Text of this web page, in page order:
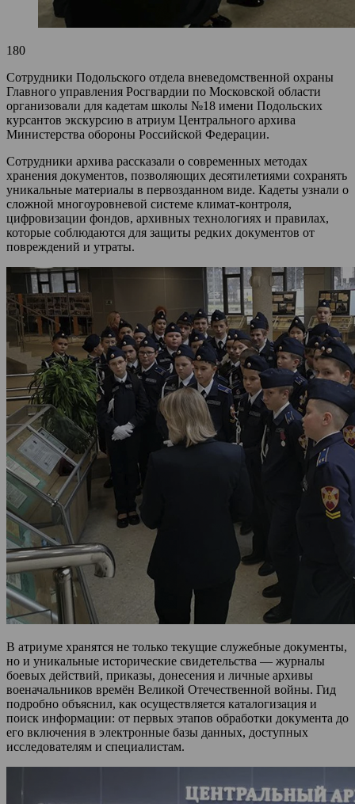
180
Сотрудники Подольского отдела вневедомственной охраны
Главного управления Росгвардии по Московской области
организовали для кадетам школы №18 имени Подольских
курсантов экскурсию в атриум Центрального архива
Министерства обороны Российской Федерации.
Сотрудники архива рассказали о современных методах
хранения документов, позволяющих десятилетиями сохранять
уникальные материалы в первозданном виде. Кадеты узнали о
сложной многоуровневой системе климат-контроля,
цифровизации фондов, архивных технологиях и правилах,
которые соблюдаются для защиты редких документов от
повреждений и утраты.
В атриуме хранятся не только текущие служебные документы,
но и уникальные исторические свидетельства — журналы
боевых действий, приказы, донесения и личные архивы
военачальников времён Великой Отечественной войны. Гид
подробно объяснил, как осуществляется каталогизация и
поиск информации: от первых этапов обработки документа до
его включения в электронные базы данных, доступных
исследователям и специалистам.